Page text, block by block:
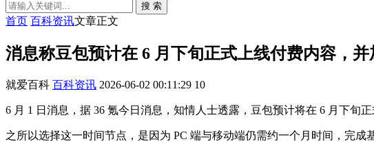
搜 索
首页 百科资讯文章正文
消息称豆包预计在 6 月下旬正式上线付费内容，
就爱百科 百科资讯 2026-06-02 00:11:29 10
6 月 1 日消息，据 36 氪今日消息，知情人士透露，豆包预计将在 6 月下旬
之所以选择这一时间节点，是因为 PC 端与移动端仍需约一个月时间，完成